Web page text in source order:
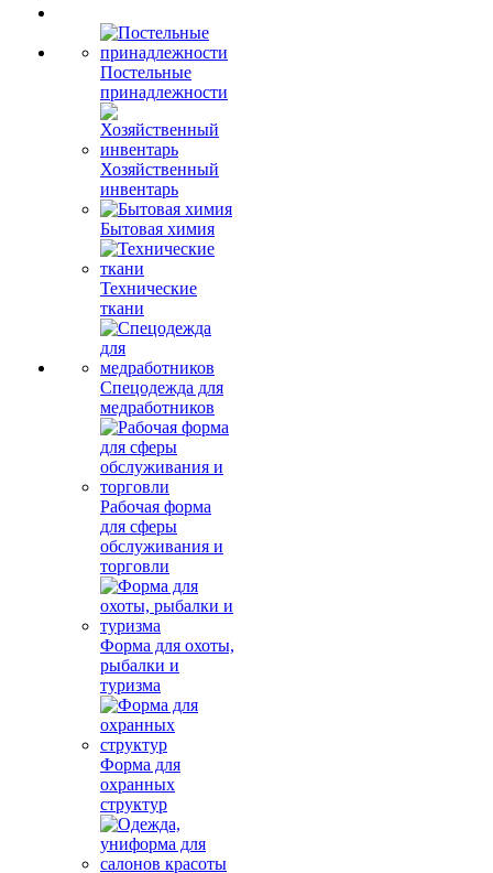
Постельные
принадлежности
Хозяйственный
инвентарь
Бытовая химия
Технические
ткани
Спецодежда для
медработников
Рабочая форма
для сферы
обслуживания и
торговли
Форма для охоты,
рыбалки и
туризма
Форма для
охранных
структур